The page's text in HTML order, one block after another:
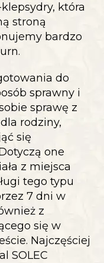
która
stroną
bardzo
do
sprawny i
sprawę z
rodziny,
się
one
z miejsca
tego typu
7 dni w
z
się w
Najczęściej
SOLEC